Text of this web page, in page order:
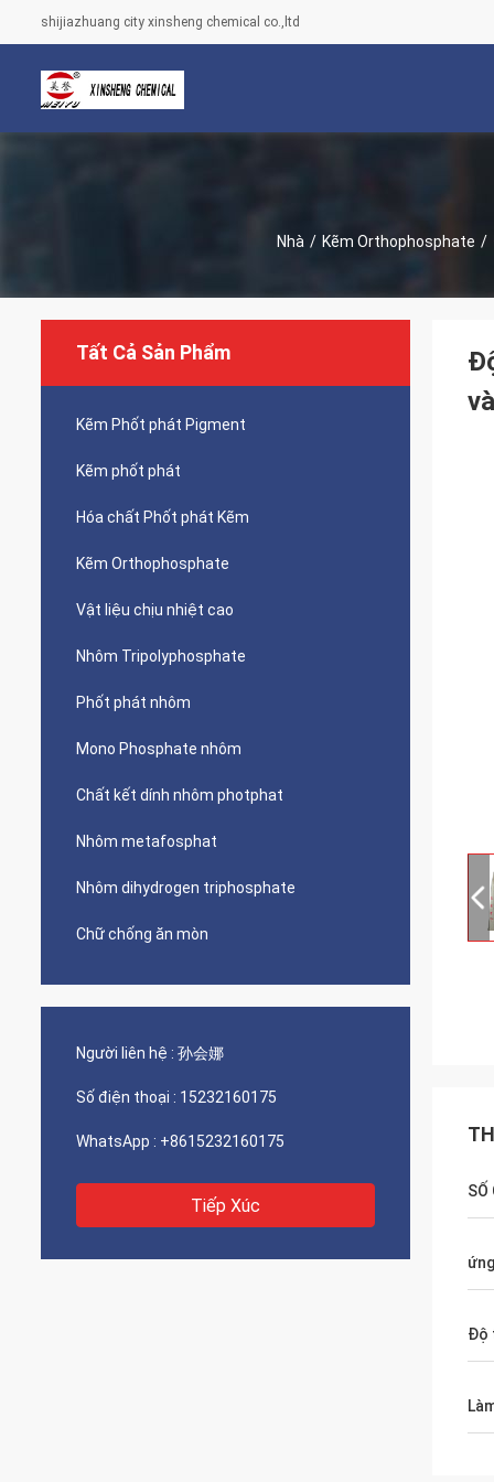
shijiazhuang city xinsheng chemical co.,ltd
Nhà / Kẽm Orthophosphate /
Tất Cả Sản Phẩm
Kẽm Phốt phát Pigment
Kẽm phốt phát
Hóa chất Phốt phát Kẽm
Kẽm Orthophosphate
Vật liệu chịu nhiệt cao
Nhôm Tripolyphosphate
Phốt phát nhôm
Mono Phosphate nhôm
Chất kết dính nhôm photphat
Nhôm metafosphat
Nhôm dihydrogen triphosphate
Chữ chống ăn mòn
Người liên hệ : 孙会娜
Số điện thoại : 15232160175
WhatsApp : +8615232160175
Tiếp Xúc
SỐ
Độ